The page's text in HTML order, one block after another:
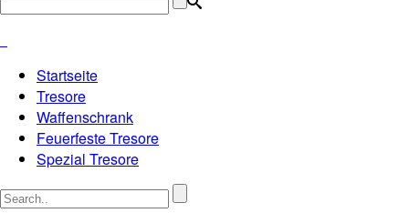
Startseite
Tresore
Waffenschrank
Feuerfeste Tresore
Spezial Tresore